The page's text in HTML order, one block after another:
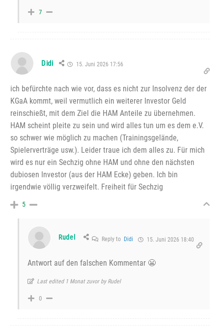
7
Didi 15. Juni 2026 17:56
ich befürchte nach wie vor, dass es nicht zur Insolvenz der der
KGaA kommt, weil vermutlich ein weiterer Investor Geld
reinschießt, mit dem Ziel die HAM Anteile zu übernehmen.
HAM scheint pleite zu sein und wird alles tun um es dem e.V.
so schwer wie möglich zu machen (Trainingsgelände,
Spielerverträge usw.). Leider traue ich dem alles zu. Für mich
wird es nur ein Sechzig ohne HAM und ohne den nächsten
dubiosen Investor (aus der HAM Ecke) geben. Ich bin
irgendwie völlig verzweifelt. Freiheit für Sechzig
5
Rudel Reply to Didi 15. Juni 2026 18:40
Antwort auf den falschen Kommentar 😬
Last edited 1 Monat zuvor by Rudel
0